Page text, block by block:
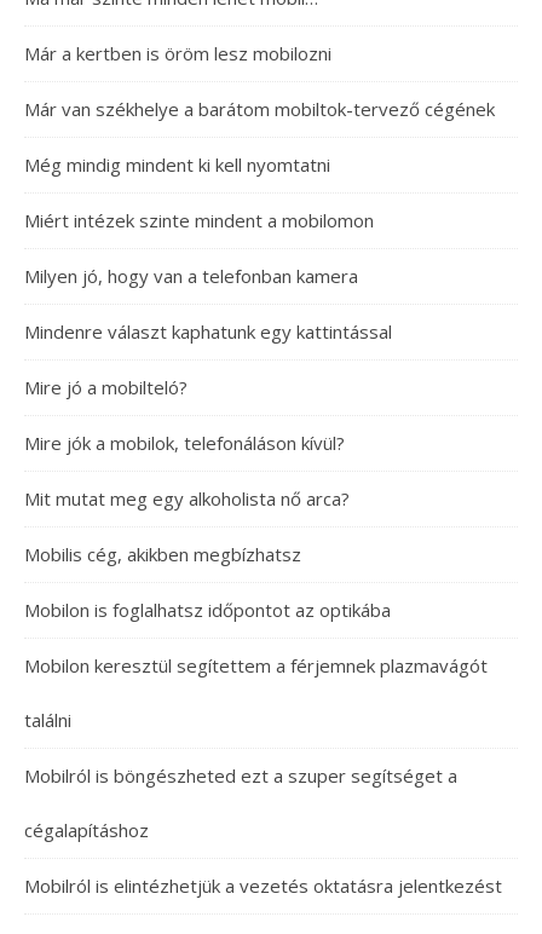
Már a kertben is öröm lesz mobilozni
Már van székhelye a barátom mobiltok-tervező cégének
Még mindig mindent ki kell nyomtatni
Miért intézek szinte mindent a mobilomon
Milyen jó, hogy van a telefonban kamera
Mindenre választ kaphatunk egy kattintással
Mire jó a mobilteló?
Mire jók a mobilok, telefonáláson kívül?
Mit mutat meg egy alkoholista nő arca?
Mobilis cég, akikben megbízhatsz
Mobilon is foglalhatsz időpontot az optikába
Mobilon keresztül segítettem a férjemnek plazmavágót
találni
Mobilról is böngészheted ezt a szuper segítséget a
cégalapításhoz
Mobilról is elintézhetjük a vezetés oktatásra jelentkezést